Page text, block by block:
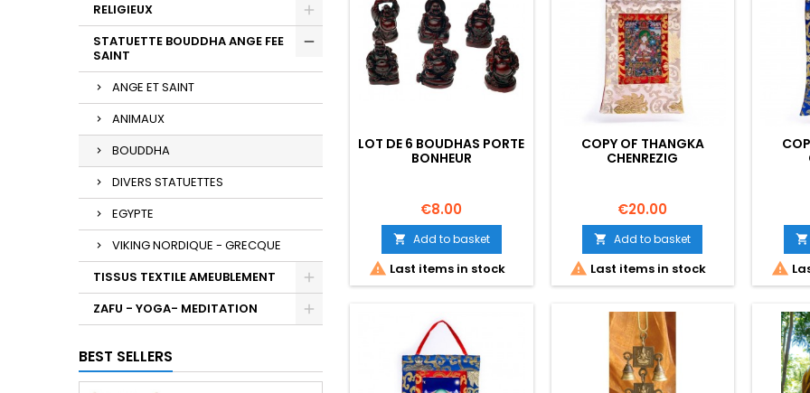
RELIGIEUX
STATUETTE BOUDDHA ANGE FEE
SAINT
ANGE ET SAINT
ANIMAUX
BOUDDHA
DIVERS STATUETTES
EGYPTE
VIKING NORDIQUE - GRECQUE
TISSUS TEXTILE AMEUBLEMENT
ZAFU - YOGA- MEDITATION
BEST SELLERS
LOT DE 6 BOUDHAS PORTE
BONHEUR
Price
€8.00
 Add to basket
 Last items in stock
COPY OF THANGKA
CHENREZIG
Price
€20.00
 Add to basket
 Last items in stock

